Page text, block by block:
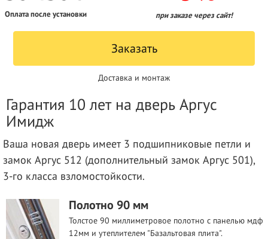
Оплата после установки при заказе через сайт!
Заказать
Доставка и монтаж
Гарантия 10 лет на дверь Аргус
Имидж
Ваша новая дверь имеет 3 подшипниковые петли и
замок Аргус 512 (дополнительный замок Аргус 501),
3-го класса взломостойкости.
Полотно 90 мм
Толстое 90 миллиметровое полотно с панелью мдф
12мм и утеплителем "Базальтовая плита".